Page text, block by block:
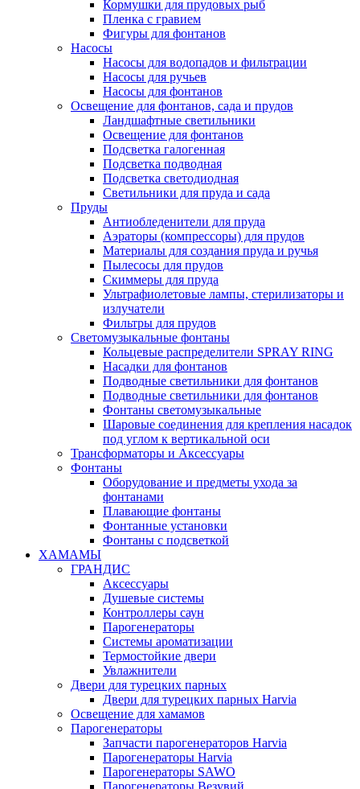
Кормушки для прудовых рыб
Пленка с гравием
Фигуры для фонтанов
Насосы
Насосы для водопадов и фильтрации
Насосы для ручьев
Насосы для фонтанов
Освещение для фонтанов, сада и прудов
Ландшафтные светильники
Освещение для фонтанов
Подсветка галогенная
Подсветка подводная
Подсветка светодиодная
Светильники для пруда и сада
Пруды
Антиобледенители для пруда
Аэраторы (компрессоры) для прудов
Материалы для создания пруда и ручья
Пылесосы для прудов
Скиммеры для пруда
Ультрафиолетовые лампы, стерилизаторы и
излучатели
Фильтры для прудов
Светомузыкальные фонтаны
Кольцевые распределители SPRAY RING
Насадки для фонтанов
Подводные светильники для фонтанов
Подводные светильники для фонтанов
Фонтаны светомузыкальные
Шаровые соединения для крепления насадок
под углом к вертикальной оси
Трансформаторы и Аксессуары
Фонтаны
Оборудование и предметы ухода за
фонтанами
Плавающие фонтаны
Фонтанные установки
Фонтаны с подсветкой
ХАМАМЫ
ГРАНДИС
Аксессуары
Душевые системы
Контроллеры саун
Парогенераторы
Системы ароматизации
Термостойкие двери
Увлажнители
Двери для турецких парных
Двери для турецких парных Harvia
Освещение для хамамов
Парогенераторы
Запчасти парогенераторов Harvia
Парогенераторы Harvia
Парогенераторы SAWO
Парогенераторы Везувий